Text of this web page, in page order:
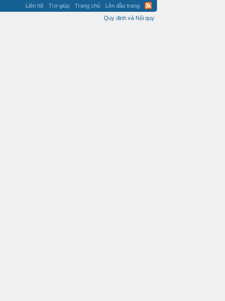
Liên hệ Trợ giúp Trang chủ
Lên đầu trang
Quy định và Nội quy